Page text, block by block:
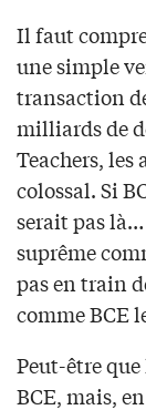
Il faut
une simple
transaction
milliards de
Teachers, les
colossal. Si
serait pas
suprême
pas en train
comme BCE
Peut-être
BCE, mais,